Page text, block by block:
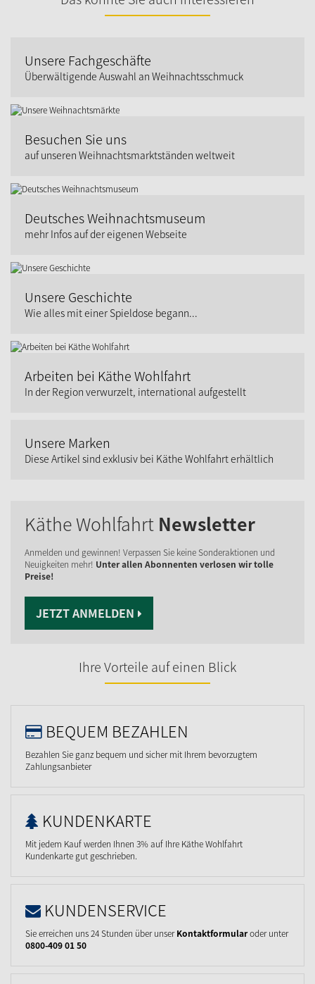
Unsere Fachgeschäfte
Überwältigende Auswahl an Weihnachtsschmuck
Besuchen Sie uns
auf unseren Weihnachtsmarktständen weltweit
Deutsches Weihnachtsmuseum
mehr Infos auf der eigenen Webseite
Unsere Geschichte
Wie alles mit einer Spieldose begann...
Arbeiten bei Käthe Wohlfahrt
In der Region verwurzelt, international aufgestellt
Unsere Marken
Diese Artikel sind exklusiv bei Käthe Wohlfahrt erhältlich
Käthe Wohlfahrt Newsletter
Anmelden und gewinnen! Verpassen Sie keine Sonderaktionen und
Neuigkeiten mehr! Unter allen Abonnenten verlosen wir tolle
Preise!
JETZT ANMELDEN
Ihre Vorteile auf einen Blick
BEQUEM BEZAHLEN
Bezahlen Sie ganz bequem und sicher mit Ihrem bevorzugtem
Zahlungsanbieter
KUNDENKARTE
Mit jedem Kauf werden Ihnen 3% auf Ihre Käthe Wohlfahrt
Kundenkarte gut geschrieben.
KUNDENSERVICE
Sie erreichen uns 24 Stunden über unserKontaktformularoder unter
0800-409 01 50